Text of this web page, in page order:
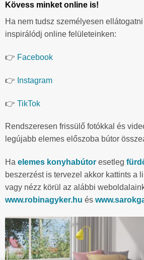
Kövess minket online is!
Ha nem tudsz személyesen
inspirálódj online felületeinken:
👉 Facebook
👉 Instagram
👉 TikTok
Rendszeresen frissülő fotókkal és
legújabb elemes előszoba bútor
Ha elemes konyhabútor esetleg
beszerzést is tervezel akkor kattints a
vagy nézz körül az alábbi
www.robinagyker.hu és